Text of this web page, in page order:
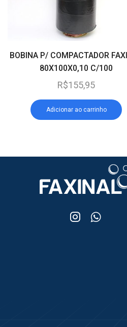
BOBINA P/ COMPACTADOR
80X100X0,10 C/100
R$155,95
Adicionar ao carrinho